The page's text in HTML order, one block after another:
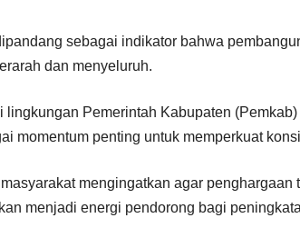
sebagai indikator bahwa
dan menyeluruh.
lingkungan Pemerintah Kabupaten
momentum penting untuk memperkuat
mengingatkan agar penghargaan
menjadi energi pendorong bagi